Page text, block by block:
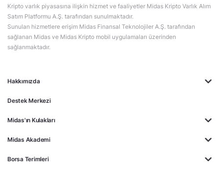
Hakkımızda
Destek Merkezi
Midas'ın Kulakları
Midas Akademi
Borsa Terimleri
Kripto varlık piyasasına ilişkin hizmet ve faaliyetler Midas Kripto Varlık Alım
Satım Platformu A.Ş. tarafından sunulmaktadır.
Sunulan hizmetlere erişim Midas Finansal Teknolojiler A.Ş. tarafından
sağlanan Midas ve Midas Kripto mobil uygulamaları üzerinden
sağlanmaktadır.